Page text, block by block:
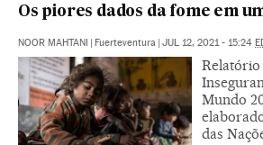
Os piores dados da fome em
NOOR MAHTANI | Fuerteventura | JUL 12, 2021 - 15:24
Relatório
Mundo
das